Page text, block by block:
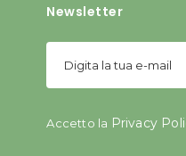
Newsletter
Accetto la Privacy